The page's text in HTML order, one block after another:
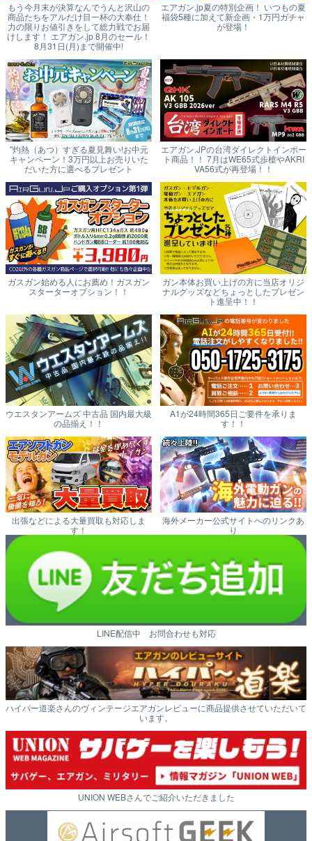
もう今月末が決算なんでうんと沢山の
商品たちをアルだけ目一杯の大奉仕！
力の限りお値引きをして総力戦でお届
けします！ エアガン.jp 8月のセール！
8月31日(月)まで開催中!
エアガン.jp夏の特別企画！ いつもの夏
福袋5種に加えて新企画・1万円ガチャ
が登場！
"灼熱（あつ）すぎる夏見舞い!お中元
キャンペーン！3万円以上お売りいた
だいた方に選べるプレゼント
エアガン.JPの台湾ダイレクトインポー
ト商品！！ 7月はWE65式歩槍やAKRI
VA56式が再登場！！
ガスガン始める人にお薦め！ガスガン
スターターオプション！！
ガン本体お買い上げの方に当店オリジ
ナルグッズなどちょっとしたプレゼン
ト進呈中！！
ウエスタンアームズ 中古品 国内最大級
の品揃え！！
A1が24時間365日ご要件を承りま
す！！
出張などによる大量買取も対応しま
す！
海外メーカー公式サイトへのリンクあ
り
LINE配信中 お問合わせも対応
ハイパー道楽さんのヴィンテージエアガンレビューに商品提供させていただいて
います。
UNION WEBさんでご紹介いただきました